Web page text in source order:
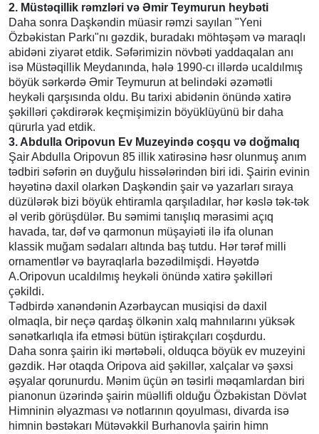
2. Müstəqillik rəmzləri və Əmir Teymurun heybəti
Daha sonra Daşkəndin müasir rəmzi sayılan "Yeni
Özbəkistan Parkı"nı gəzdik, buradakı möhtəşəm və maraqlı
abidəni ziyarət etdik. Səfərimizin növbəti yaddaqalan anı
isə Müstəqillik Meydanında, hələ 1990-cı illərdə ucaldılmış
böyük sərkərdə Əmir Teymurun at belindəki əzəmətli
heykəli qarşısında oldu. Bu tarixi abidənin önündə xatirə
şəkilləri çəkdirərək keçmişimizin böyüklüyünü bir daha
qürurla yad etdik.
3. Abdulla Oripovun Ev Muzeyində coşqu və doğmalıq
Şair Abdulla Oripovun 85 illik xatirəsinə həsr olunmuş anım
tədbiri səfərin ən duyğulu hissələrindən biri idi. Şairin evinin
həyətinə daxil olarkən Daşkəndin şair və yazarları sıraya
düzülərək bizi böyük ehtiramla qarşıladılar, hər kəslə tək-tək
əl verib görüşdülər. Bu səmimi tanışlıq mərasimi açıq
havada, tar, dəf və qarmonun müşayiəti ilə ifa olunan
klassik muğam sədaları altında baş tutdu. Hər tərəf milli
ornamentlər və bayraqlarla bəzədilmişdi. Həyətdə
A.Oripovun ucaldılmış heykəli önündə xatirə şəkilləri
çəkildi.
Tədbirdə xanəndənin Azərbaycan musiqisi də daxil
olmaqla, bir neçə qardaş ölkənin xalq mahnılarını yüksək
sənətkarlıqla ifa etməsi bütün iştirakçıları coşdurdu.
Daha sonra şairin iki mərtəbəli, olduqca böyük ev muzeyini
gəzdik. Hər otaqda Oripova aid şəkillər, xalçalar və şəxsi
əşyalar qorunurdu. Mənim üçün ən təsirli məqamlardan biri
pianonun üzərində şairin müəllifi olduğu Özbəkistan Dövlət
Himninin əlyazması və notlarının qoyulması, divarda isə
himnin bəstəkarı Mütəvəkkil Burhanovla şairin himn